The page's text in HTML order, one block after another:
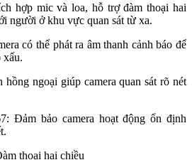
hợp mic và loa, hỗ trợ đàm thoại hai
người ở khu vực quan sát từ xa.
có thể phát ra âm thanh cảnh báo để
xấu.
ngoại giúp camera quan sát rõ nét
Đảm bảo camera hoạt động ổn định